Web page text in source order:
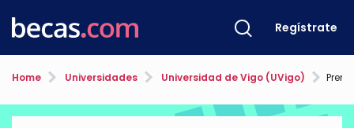
Regístrate
Home Universidades Universidad de Vigo (UVigo) Premios